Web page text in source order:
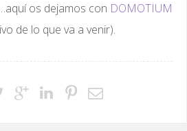
os dejamos con DOMOTIUM
de lo que va a venir).